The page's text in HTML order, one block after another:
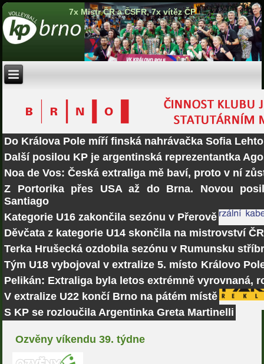
7x Mistr ČR a ČSFR, 7x vítěz ČP
Do Králova Pole míří finská nahrávačka Sofia Lehto
Další posilou KP je argentinská reprezentantka
Noa de Vos: Česká extraliga mě baví, proto v ní
Z Portorika přes USA až do Brna. Novou
Santiago
Kategorie U16 zakončila sezónu v Přerově
Děvčata z kategorie U14 skončila na mistrovství
Terka Hrušecká ozdobila sezónu v Rumunsku
Tým U18 vybojoval v extralize 5. místo Královo
Pelikán: Extraliga byla letos extrémně vyrovnaná,
V extralize U22 končí Brno na pátém místě
S KP se rozloučila Argentinka Greta Martinelli
Ozvěny víkendu 39. týdne